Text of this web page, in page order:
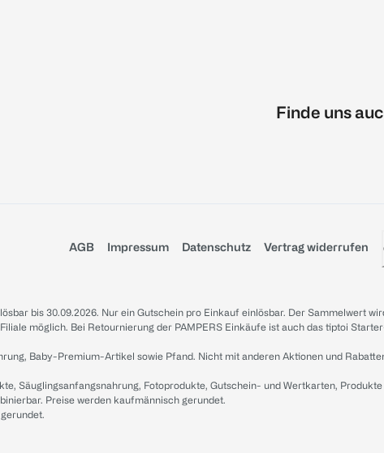
Finde uns
AGB Impressum Datenschutz Vertrag widerrufen
bis 30.09.2026. Nur ein Gutschein pro Einkauf einlösbar. Der Sammelwert
möglich. Bei Retournierung der PAMPERS Einkäufe ist auch das tiptoi
Baby-Premium-Artikel sowie Pfand. Nicht mit anderen Aktionen und
Säuglingsanfangsnahrung, Fotoprodukte, Gutschein- und Wertkarten,
Preise werden kaufmännisch gerundet.